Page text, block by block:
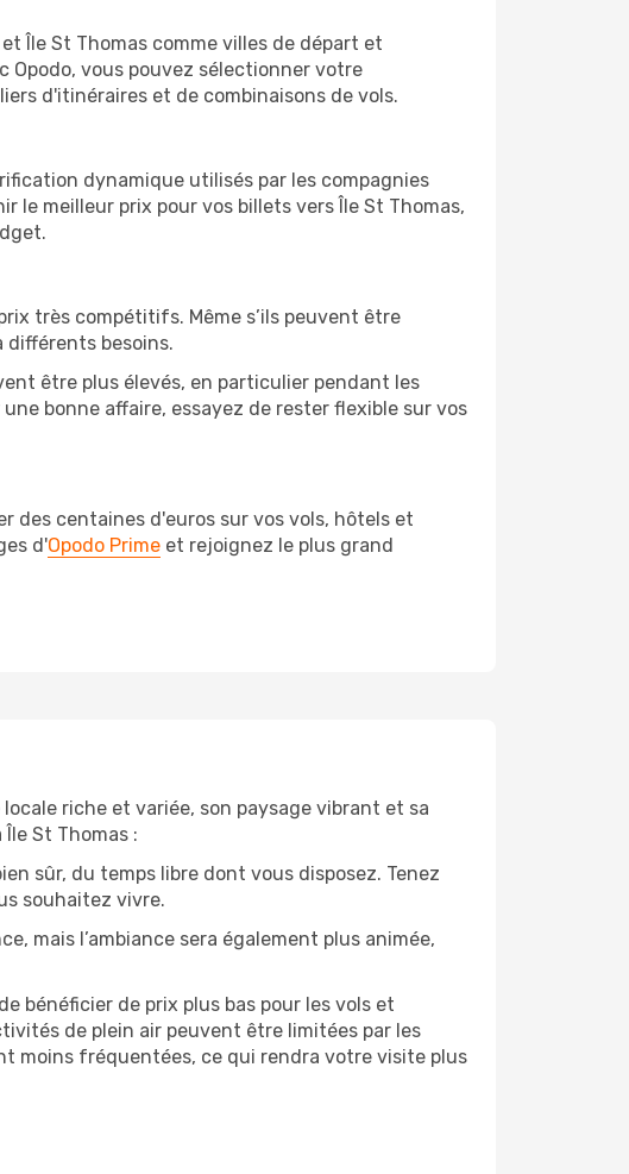
Île St Thomas comme villes de départ et
Opodo, vous pouvez sélectionner votre
d'itinéraires et de combinaisons de vols.
dynamique utilisés par les compagnies
le meilleur prix pour vos billets vers Île St Thomas,
très compétitifs. Même s’ils peuvent être
différents besoins.
être plus élevés, en particulier pendant les
bonne affaire, essayez de rester flexible sur vos
des centaines d'euros sur vos vols, hôtels et
d'Opodo Prime et rejoignez le plus grand
riche et variée, son paysage vibrant et sa
St Thomas :
sûr, du temps libre dont vous disposez. Tenez
souhaitez vivre.
mais l’ambiance sera également plus animée,
bénéficier de prix plus bas pour les vols et
de plein air peuvent être limitées par les
moins fréquentées, ce qui rendra votre visite plus